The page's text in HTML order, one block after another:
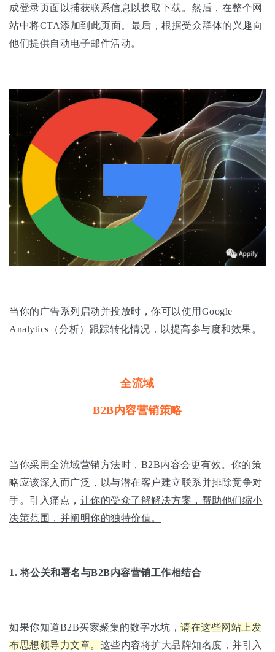
成登录页面以捕获联系信息以换取下载。然后，在整个网
站中将CTA添加到此页面。最后，根据受众群体的兴趣向
他们提供自动电子邮件活动。
当你的广告系列启动并投放时，你可以使用Google
Analytics（分析）跟踪转化情况，以提高参与度和效果。
全流域
B2B内容营销策略
当你采用全流域营销方法时，B2B内容会更有效。你的策
略应该深入而广泛，以与潜在客户建立联系并排除竞争对
手。引入痛点， 让你的受众了解解决方案，帮助他们缩小
决策范围，并阐明你的独特价值。
1.将公关和署名与B2B内容营销工作相结合
如果你知道B2B买家聚集的数字水坑， 请在这些网站上发
布思想领导力文章。 这些内容将扩大品牌知名度，并引入